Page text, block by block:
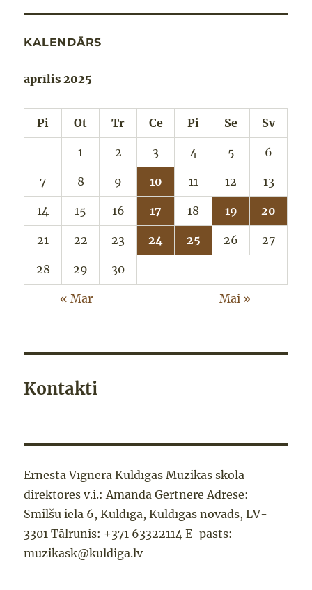
KALENDĀRS
aprīlis 2025
Pi Ot Tr Ce Pi Se Sv
1 2 3 4 5 6
7 8 9 10 11 12 13
14 15 16 17 18 19 20
21 22 23 24 25 26 27
28 29 30
« Mar Mai »
Kontakti
Ernesta Vīgnera Kuldīgas Mūzikas skola
direktores v.i.: Amanda Gertnere Adrese:
Smilšu ielā 6, Kuldīga, Kuldīgas novads, LV-
3301 Tālrunis: +371 63322114 E-pasts:
muzikask@kuldiga.lv